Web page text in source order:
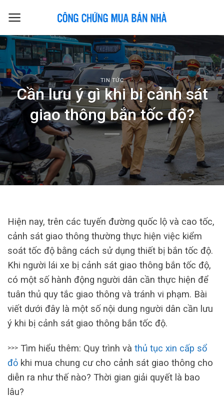
TIN TỨC
Cần lưu ý gì khi bị cảnh sát
giao thông bắn tốc độ?
Hiện nay, trên các tuyến đường quốc lộ và cao tốc,
cảnh sát giao thông thường thực hiện việc kiểm
soát tốc độ bằng cách sử dụng thiết bị bắn tốc độ.
Khi người lái xe bị cảnh sát giao thông bắn tốc độ,
có một số hành động người dân cần thực hiện để
tuân thủ quy tắc giao thông và tránh vi phạm. Bài
viết dưới đây là một số nội dung người dân cần lưu
ý khi bị cảnh sát giao thông bắn tốc độ.
>>> Tìm hiểu thêm: Quy trình và thủ tục xin cấp sổ
đỏ khi mua chung cư cho cảnh sát giao thông cho
diễn ra như thế nào? Thời gian giải quyết là bao
lâu?